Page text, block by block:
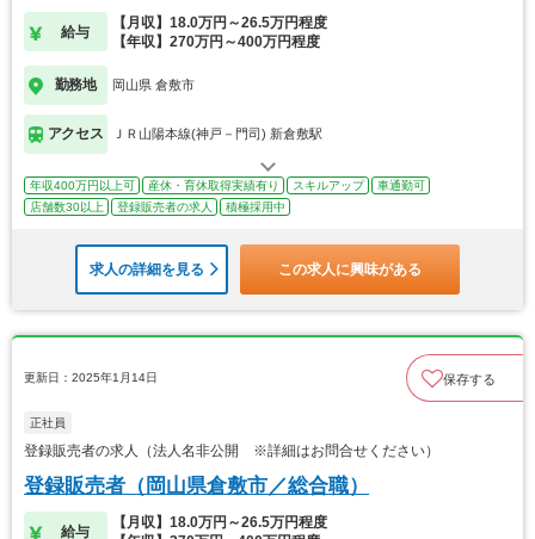
給与
【月収】18.0万円～26.5万円程度
【年収】270万円～400万円程度
勤務地 岡山県 倉敷市
アクセス ＪＲ山陽本線(神戸－門司) 新倉敷駅
年収400万円以上可 産休・育休取得実績有り スキルアップ
車通勤可
店舗数30以上
登録販売者の求人 積極採用中
求人の詳細を見る この求人に興味がある
更新日：2025年1月14日 保存する
正社員
登録販売者の求人（法人名非公開 ※詳細はお問合せください）
登録販売者（岡山県倉敷市／総合職）
給与
【月収】18.0万円～26.5万円程度